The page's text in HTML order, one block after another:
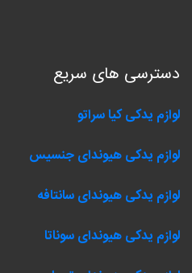
دسترسی های سریع
لوازم یدکی کیا سراتو
لوازم یدکی هیوندای جنسیس
لوازم یدکی هیوندای سانتافه
لوازم یدکی هیوندای سوناتا